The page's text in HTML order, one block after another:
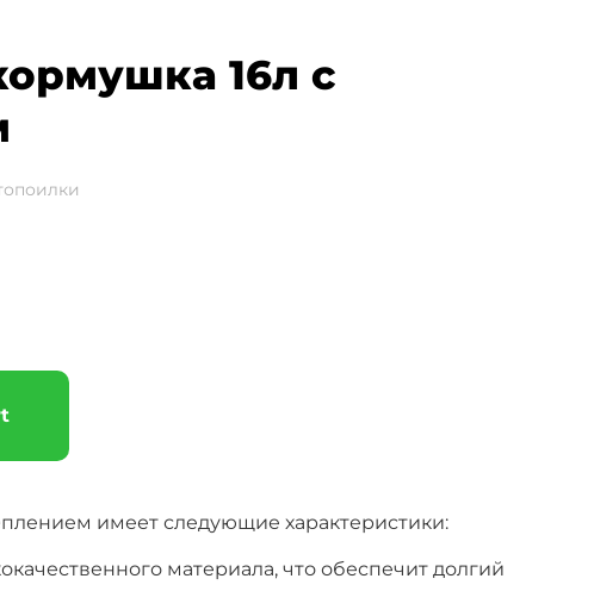
16л с
имеет следующие характеристики:
материала, что обеспечит долгий